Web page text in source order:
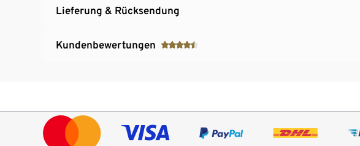
Lieferung & Rücksendung
Kundenbewertungen